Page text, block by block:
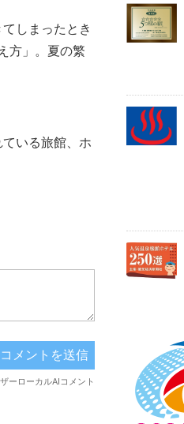
しまったとき
方」。夏の繁
いる旅館、ホ